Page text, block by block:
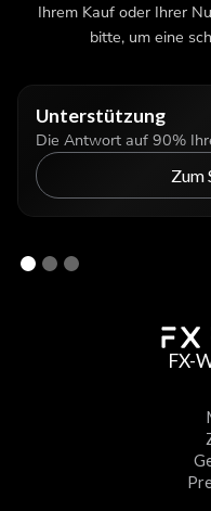
Ihrem Kauf oder Ihrer
bitte, um eine
Unterstützung
Die Antwort auf 90%
Zum
FX-